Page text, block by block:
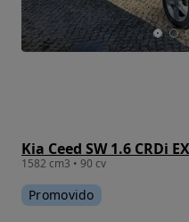
Kia Ceed SW 1.6 CRDi
1582 cm3 • 90 cv
Promovido